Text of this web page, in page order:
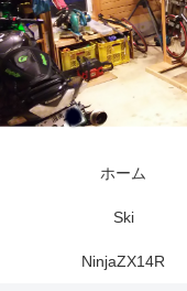
ホーム
Ski
NinjaZX14R